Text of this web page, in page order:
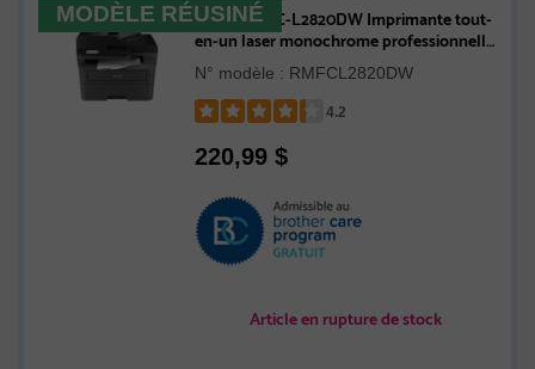
MODÈLE RÉUSINÉBrother MFC-L2820DW Imprimante tout-
en-un laser monochrome professionnelle
compatible avec l’Abonnement Refresh,
avec impression, copie et numérisation
mobiles et cartouche de 700 pages -
Remis à neuf
N° modèle : RMFCL2820DW
4.2
4.2
of
5
stars
220,99 $
Article en rupture de stock